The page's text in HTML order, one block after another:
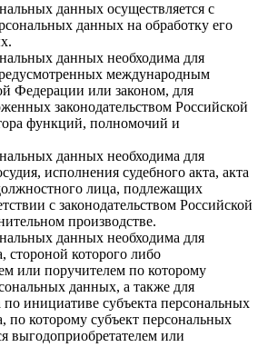
данных осуществляется с
данных на обработку его
данных необходима для
международным
Федерации или законом, для
законодательством Российской
функций, полномочий и
данных необходима для
исполнения судебного акта, акта
лица, подлежащих
с законодательством Российской
производстве.
данных необходима для
стороной которого либо
или поручителем по которому
данных, а также для
по инициативе субъекта персональных
по которому субъект персональных
выгодоприобретателем или